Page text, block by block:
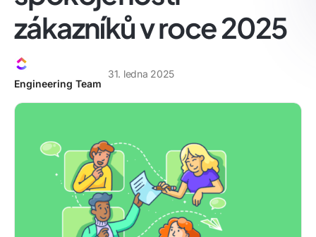
zákazníků v roce 2025
Engineering Team
31. ledna 2025